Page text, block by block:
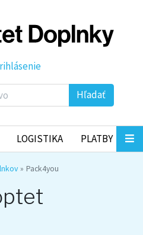
Hľadať
LOGISTIKA PLATBY
Pack4you